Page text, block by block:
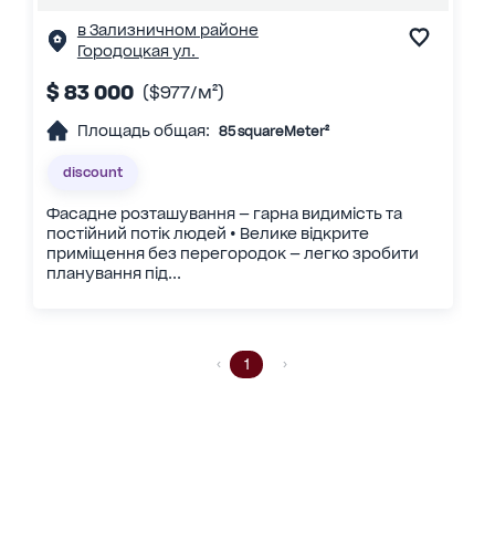
в Зализничном районе
Городоцкая ул.
$ 83 000 ($977/м²)
Площадь общая: 85 squareMeter²
discount
Фасадне розташування — гарна видимість та
постійний потік людей • Велике відкрите
приміщення без перегородок — легко зробити
планування під...
1